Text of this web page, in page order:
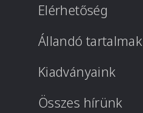
Elérhetőség
Állandó tartalmak
Kiadványaink
Összes hírünk